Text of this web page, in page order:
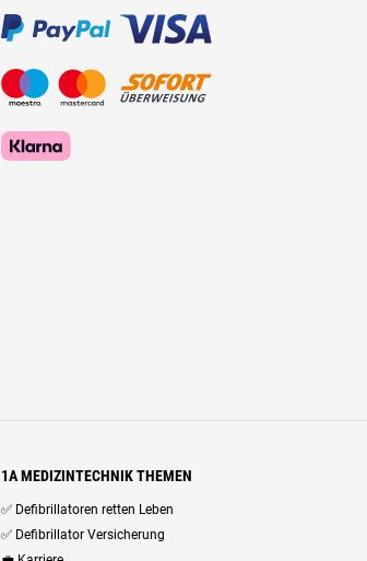
1A MEDIZINTECHNIK THEMEN
✅ Defibrillatoren retten Leben
✅ Defibrillator Versicherung